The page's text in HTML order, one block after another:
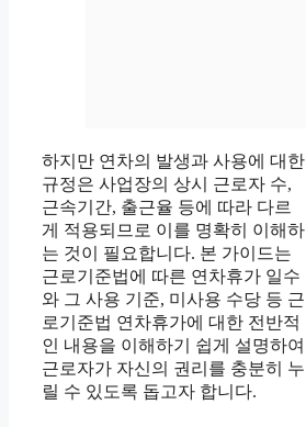
하지만 연차의 발생과 사용에 대한
규정은 사업장의 상시 근로자 수,
근속기간, 출근율 등에 따라 다르
게 적용되므로 이를 명확히 이해하
는 것이 필요합니다. 본 가이드는
근로기준법에 따른 연차휴가 일수
와 그 사용 기준, 미사용 수당 등 근
로기준법 연차휴가에 대한 전반적
인 내용을 이해하기 쉽게 설명하여
근로자가 자신의 권리를 충분히 누
릴 수 있도록 돕고자 합니다.